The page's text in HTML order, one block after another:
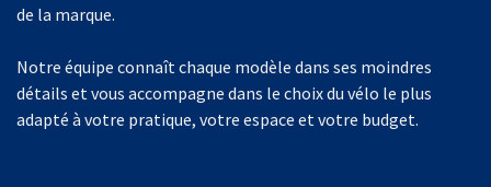
de la marque.
Notre équipe connaît chaque modèle dans ses moindres
détails et vous accompagne dans le choix du vélo le plus
adapté à votre pratique, votre espace et votre budget.